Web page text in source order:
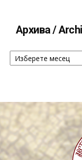
Архива /
Архива